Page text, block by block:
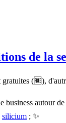
de la
gratuites (🆓),
business autour
silicium ; ✨